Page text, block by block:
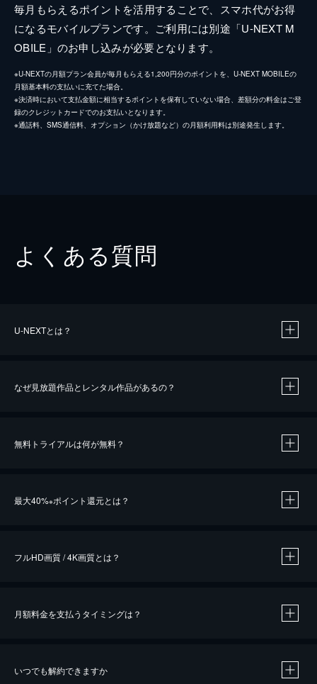
毎月もらえるポイントを活用することで、スマホ代がお得
になるモバイルプランです。ご利用には別途「U-NEXT M
OBILE」のお申し込みが必要となります。
※U-NEXTの月額プラン会員が毎月もらえる1,200円分のポイントを、U-NEXT MOBILEの
月額基本料の支払いに充てた場合。
※決済時において支払金額に相当するポイントを保有していない場合、差額分の料金はご登
録のクレジットカードでのお支払いとなります。
※通話料、SMS通信料、オプション（かけ放題など）の月額利用料は別途発生します。
よくある質問
U-NEXTとは？
なぜ見放題作品とレンタル作品があるの？
無料トライアルは何が無料？
最大40%※ポイント還元とは？
※40％ポイント還元の対象は、クレジットカード決済による作品の購入 / レンタルです。
フルHD画質 / 4K画質とは？
月額料金を支払うタイミングは？
いつでも解約できますか